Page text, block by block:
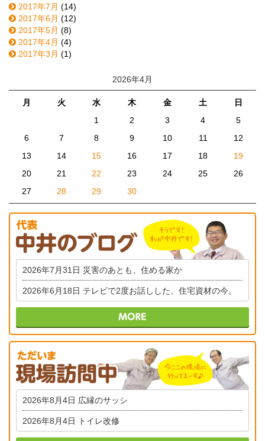
2017年7月 (14)
2017年6月 (12)
2017年5月 (8)
2017年4月 (4)
2017年3月 (1)
2026年4月
月 火 水 木 金 土
日
1
2 3 4
5
6
7 8 9 10 11
12
13
14 15 16 17 18
19
20
21 22 23 24 25
26
27
28 29 30
2026年7月31日 災害のあとも、住める家か
2026年6月18日 テレビで2度お話しした、住宅資材の今。
2026年8月4日 広縁のサッシ
2026年8月4日 トイレ改修